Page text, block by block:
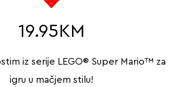
19.95 KM
iz serije LEGO® Super Mario™ za
igru u mačjem stilu!